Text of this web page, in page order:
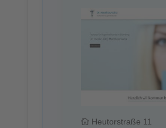
Heutorstraße 11